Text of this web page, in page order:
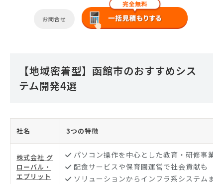
お問合せ
【地域密着型】函館市のおすすめシス
テム開発4選
社名 3つの特徴
株式会社 グ
ローバル・
エブリット
パソコン操作を中心とした教育・研修事業
配食サービスや保育園運営で社会貢献も
ソリューションからインフラ系システムま